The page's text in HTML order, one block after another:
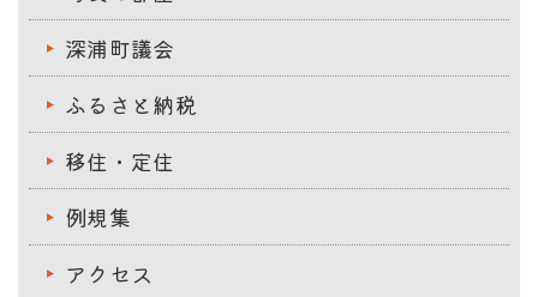
深浦町議会
ふるさと納税
移住・定住
例規集
アクセス